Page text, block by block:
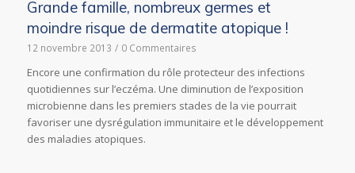
Grande famille, nombreux germes et
moindre risque de dermatite atopique !
12 novembre 2013 / 0 Commentaires
Encore une confirmation du rôle protecteur des infections
quotidiennes sur l’eczéma. Une diminution de l’exposition
microbienne dans les premiers stades de la vie pourrait
favoriser une dysrégulation immunitaire et le développement
des maladies atopiques.